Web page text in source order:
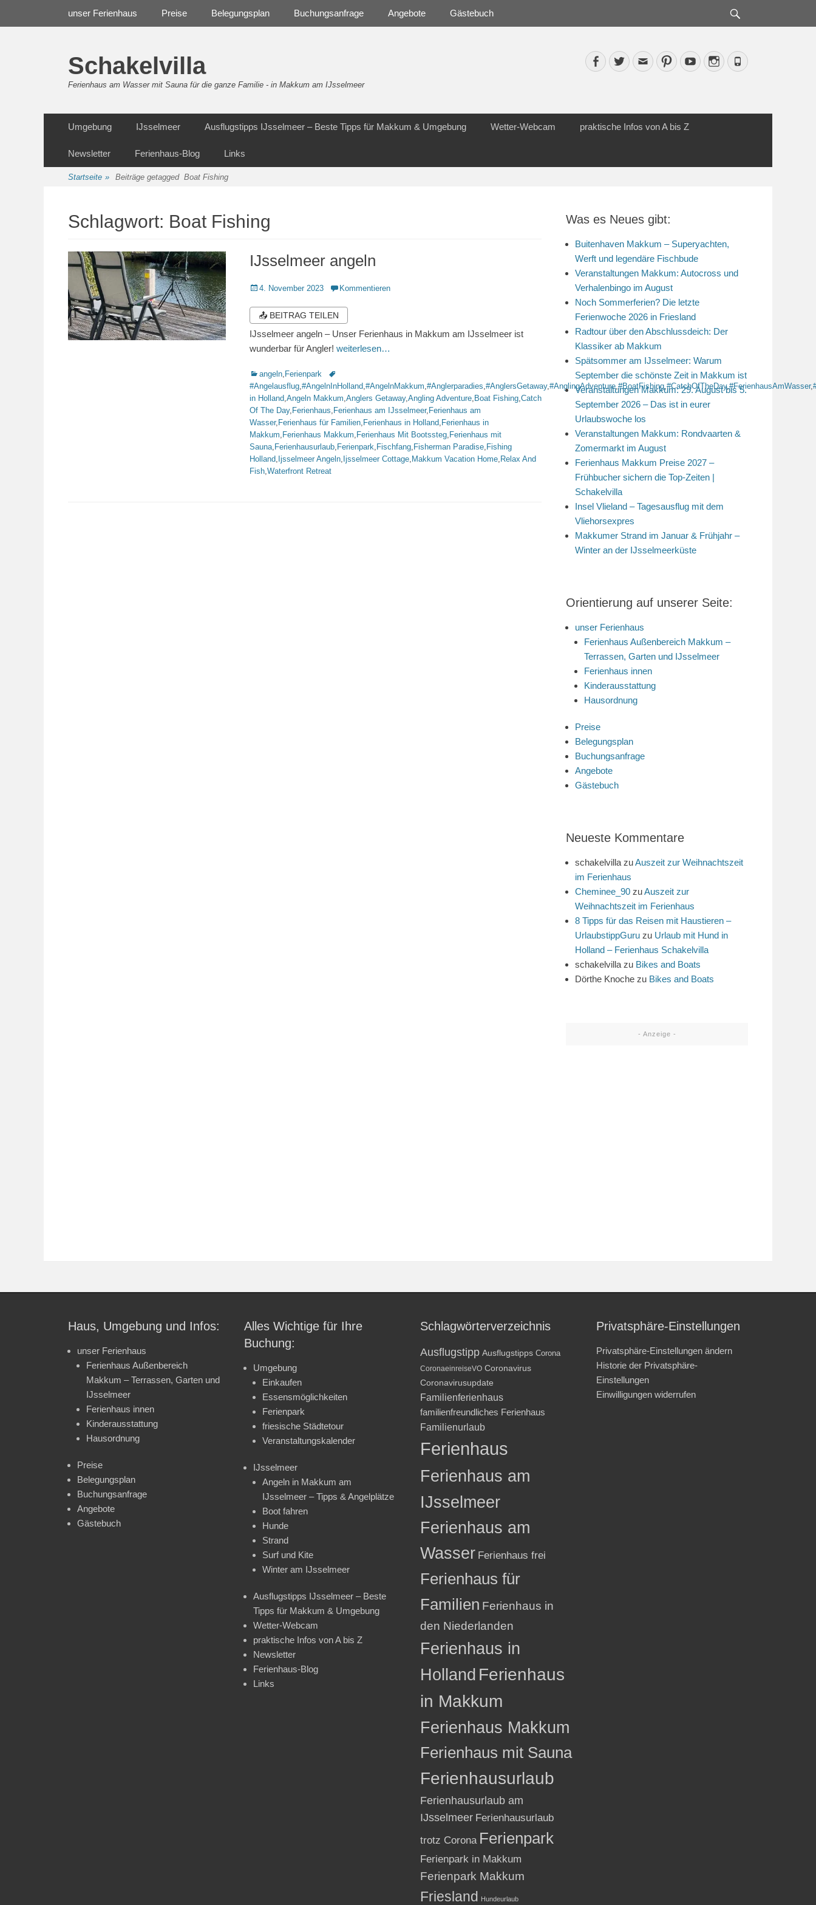
unser Ferienhaus Preise Belegungsplan Buchungsanfrage Angebote Gästebuch
Schakelvilla
Ferienhaus am Wasser mit Sauna für die ganze Familie - in Makkum am IJsselmeer
Facebook
TwitterEmailPinterestYouTubeInstagram
Phone
Inhalt
Umgebung IJsselmeer Ausflugstipps IJsselmeer – Beste Tipps für Makkum & Umgebung Wetter-Webcam praktische Infos von A bis Z
Newsletter Ferienhaus-Blog Links
Startseite » Beiträge getagged Boat Fishing
Schlagwort: Boat Fishing
IJsselmeer angeln
Veröffentlicht
4. November 2023 Kommentieren
📤 BEITRAG TEILEN
IJsselmeer angeln – Unser Ferienhaus in Makkum am IJsselmeer ist
wunderbar für Angler! weiterlesen…
Kategorien
angeln, Ferienpark
Schlagworte
#Angelausflug,#AngelnInHolland,#AngelnMakkum,#Anglerparadies,#AnglersGetaway,#AnglingAdventure,#BoatFishing,#CatchOfTheDay,#FerienhausAmWasser,
in Holland,Angeln Makkum,Anglers Getaway,Angling Adventure, Boat Fishing,Catch
Of The Day, Ferienhaus, Ferienhaus am IJsselmeer, Ferienhaus am
Wasser, Ferienhaus für Familien, Ferienhaus in Holland, Ferienhaus in
Makkum, Ferienhaus Makkum, Ferienhaus Mit Bootssteg, Ferienhaus mit
Sauna, Ferienhausurlaub, Ferienpark, Fischfang, Fisherman Paradise, Fishing
Holland, Ijsselmeer Angeln, Ijsselmeer Cottage, Makkum Vacation Home, Relax And
Fish,Waterfront Retreat
Was es Neues gibt:
Buitenhaven Makkum – Superyachten,
Werft und legendäre Fischbude
Veranstaltungen Makkum: Autocross und
Verhalenbingo im August
Noch Sommerferien? Die letzte
Ferienwoche 2026 in Friesland
Radtour über den Abschlussdeich: Der
Klassiker ab Makkum
Spätsommer am IJsselmeer: Warum
September die schönste Zeit in Makkum ist
Veranstaltungen Makkum: 29. August bis 5.
September 2026 – Das ist in eurer
Urlaubswoche los
Veranstaltungen Makkum: Rondvaarten &
Zomermarkt im August
Ferienhaus Makkum Preise 2027 –
Frühbucher sichern die Top-Zeiten |
Schakelvilla
Insel Vlieland – Tagesausflug mit dem
Vliehorsexpres
Makkumer Strand im Januar & Frühjahr –
Winter an der IJsselmeerküste
Orientierung auf unserer Seite:
unser Ferienhaus
Ferienhaus Außenbereich Makkum –
Terrassen, Garten und IJsselmeer
Ferienhaus innen
Kinderausstattung
Hausordnung
Preise
Belegungsplan
Buchungsanfrage
Angebote
Gästebuch
Neueste Kommentare
schakelvilla zuAuszeit zur Weihnachtszeit
im Ferienhaus
Cheminee_90 zuAuszeit zur
Weihnachtszeit im Ferienhaus
8 Tipps für das Reisen mit Haustieren –
UrlaubstippGuru zu Urlaub mit Hund in
Holland – Ferienhaus Schakelvilla
schakelvilla zu Bikes and Boats
Dörthe Knoche zu Bikes and Boats
- Anzeige -
Haus, Umgebung und Infos:
unser Ferienhaus
Ferienhaus Außenbereich
Makkum – Terrassen, Garten und
IJsselmeer
Ferienhaus innen
Kinderausstattung
Hausordnung
Preise
Belegungsplan
Buchungsanfrage
Angebote
Gästebuch
Alles Wichtige für Ihre
Buchung:
Umgebung
Einkaufen
Essensmöglichkeiten
Ferienpark
friesische Städtetour
Veranstaltungskalender
IJsselmeer
Angeln in Makkum am
IJsselmeer – Tipps & Angelplätze
Boot fahren
Hunde
Strand
Surf und Kite
Winter am IJsselmeer
Ausflugstipps IJsselmeer – Beste
Tipps für Makkum & Umgebung
Wetter-Webcam
praktische Infos von A bis Z
Newsletter
Ferienhaus-Blog
Links
Schlagwörterverzeichnis
Ausflugstipp Ausflugstipps Corona
CoronaeinreiseVO Coronavirus
Coronavirusupdate
Familienferienhaus
familienfreundliches Ferienhaus
Familienurlaub
Ferienhaus
Ferienhaus am
IJsselmeer
Ferienhaus am
Wasser Ferienhaus frei
Ferienhaus für
Familien Ferienhaus in
den Niederlanden
Ferienhaus in
Holland Ferienhaus
in Makkum
Ferienhaus Makkum
Ferienhaus mit Sauna
Ferienhausurlaub
Ferienhausurlaub am
IJsselmeer Ferienhausurlaub
trotz Corona Ferienpark
Ferienpark in Makkum
Ferienpark Makkum
Friesland Hundeurlaub
Privatsphäre-Einstellungen
Privatsphäre-Einstellungen ändern
Historie der Privatsphäre-
Einstellungen
Einwilligungen widerrufen